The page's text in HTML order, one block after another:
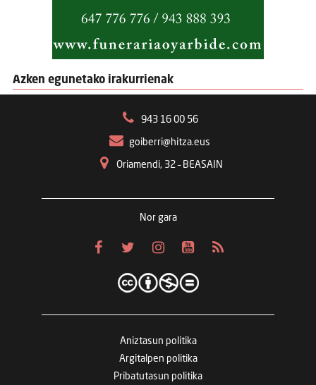
Azken egunetako irakurrienak
943 16 00 56
goiberri@hitza.eus
Oriamendi, 32 – BEASAIN
Nor gara
Aniztasun politika
Argitalpen politika
Pribatutasun politika